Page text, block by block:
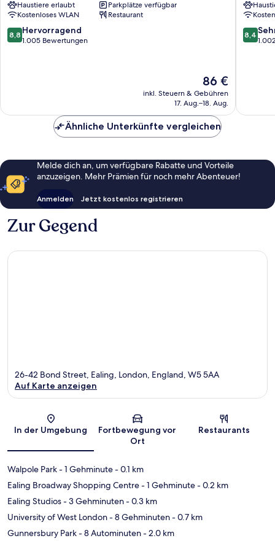
Ealing
Ealing
Haustiere erlaubt
Parkplätze verfügbar
Kostenloses WLAN
Restaurant
8.8
von
8,8 Hervorragend
1.005 Bewertungen
Der
Preis
beträgt
86 €
inkl. Steuern & Gebühren
17. Aug.–18. Aug.
8.4
von
8,4
Ähnliche Unterkünfte vergleichen
Melde dich an, um verfügbare Rabatte und Vorteile
anzuzeigen. Mehr Prämien für noch mehr Abenteuer!
Anmelden Jetzt kostenlos registrieren
Zur Gegend
Karte
26-42 Bond Street, Ealing, London, England, W5 5AA
Auf Karte anzeigen
In der Umgebung
Fortbewegung vor
Ort
Restaurants
Walpole Park- 1 Gehminute- 0.1 km
Ealing Broadway Shopping Centre- 1 Gehminute- 0.2 km
Ealing Studios- 3 Gehminuten- 0.3 km
University of West London- 8 Gehminuten- 0.7 km
Gunnersbury Park- 8 Autominuten- 2.0 km